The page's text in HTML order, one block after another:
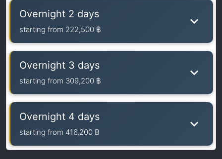
Overnight 2 days
starting from 222,500 ฿
Overnight 3 days
starting from 309,200 ฿
Overnight 4 days
starting from 416,200 ฿